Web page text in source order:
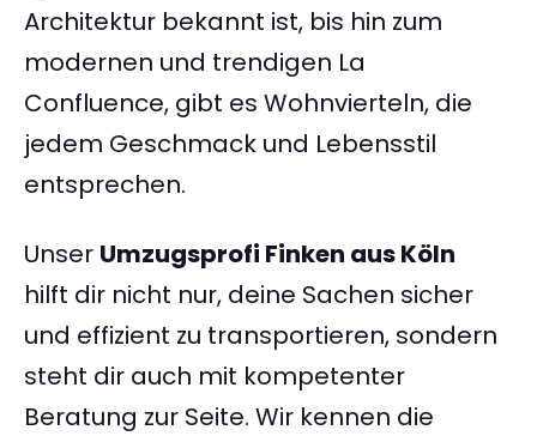
Architektur bekannt ist, bis hin zum
modernen und trendigen La
Confluence, gibt es Wohnvierteln, die
jedem Geschmack und Lebensstil
entsprechen.
Unser Umzugsprofi Finken aus Köln
hilft dir nicht nur, deine Sachen sicher
und effizient zu transportieren, sondern
steht dir auch mit kompetenter
Beratung zur Seite. Wir kennen die